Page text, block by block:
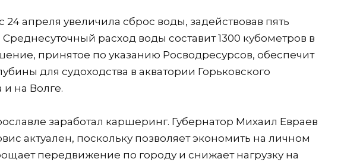
24 апреля увеличила сброс воды, задействовав пять
Среднесуточный расход воды составит 1300 кубометров в
принятое по указанию Росводресурсов, обеспечит
для судоходства в акватории Горьковского
на Волге.
заработал каршеринг. Губернатор Михаил Евраев
актуален, поскольку позволяет экономить на личном
передвижение по городу и снижает нагрузку на